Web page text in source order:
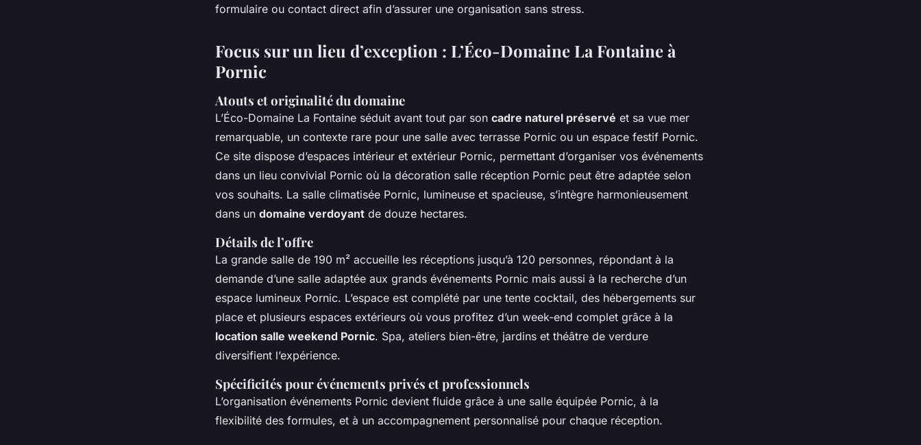
formulaire ou contact direct afin d’assurer une organisation sans stress.
Focus sur un lieu d’exception : L’Éco-Domaine La Fontaine à
Pornic
Atouts et originalité du domaine
L’Éco-Domaine La Fontaine séduit avant tout par son cadre naturel préservé et sa vue mer
remarquable, un contexte rare pour une salle avec terrasse Pornic ou un espace festif Pornic.
Ce site dispose d’espaces intérieur et extérieur Pornic, permettant d’organiser vos événements
dans un lieu convivial Pornic où la décoration salle réception Pornic peut être adaptée selon
vos souhaits. La salle climatisée Pornic, lumineuse et spacieuse, s’intègre harmonieusement
dans un domaine verdoyant de douze hectares.
Détails de l’offre
La grande salle de 190 m² accueille les réceptions jusqu’à 120 personnes, répondant à la
demande d’une salle adaptée aux grands événements Pornic mais aussi à la recherche d’un
espace lumineux Pornic. L’espace est complété par une tente cocktail, des hébergements sur
place et plusieurs espaces extérieurs où vous profitez d’un week-end complet grâce à la
location salle weekend Pornic. Spa, ateliers bien-être, jardins et théâtre de verdure
diversifient l’expérience.
Spécificités pour événements privés et professionnels
L’organisation événements Pornic devient fluide grâce à une salle équipée Pornic, à la
flexibilité des formules, et à un accompagnement personnalisé pour chaque réception.